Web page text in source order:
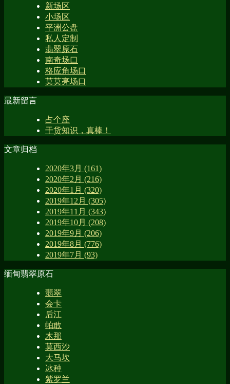
新场区
小场区
平洲公盘
私人定制
翡翠原石
南奇场口
格应角场口
莫莫亮场口
最新留言
占个座
干货知识，真棒！
文章归档
2020年3月 (161)
2020年2月 (216)
2020年1月 (320)
2019年12月 (305)
2019年11月 (343)
2019年10月 (208)
2019年9月 (206)
2019年8月 (776)
2019年7月 (93)
缅甸翡翠原石
翡翠
会卡
后江
帕敢
木那
莫西沙
大马坎
冰种
紫罗兰